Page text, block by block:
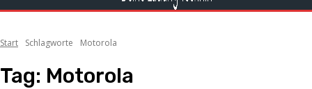
Start Schlagworte Motorola
Tag: Motorola